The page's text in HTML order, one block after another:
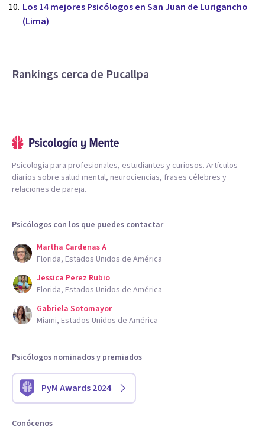
Los 14 mejores Psicólogos en San Juan de Lurigancho
(Lima)
Rankings cerca de Pucallpa
Psicología para profesionales, estudiantes y curiosos. Artículos
diarios sobre salud mental, neurociencias, frases célebres y
relaciones de pareja.
Psicólogos con los que puedes contactar
Martha Cardenas A
Florida, Estados Unidos de América
Jessica Perez Rubio
Florida, Estados Unidos de América
Gabriela Sotomayor
Miami, Estados Unidos de América
Psicólogos nominados y premiados
PyM Awards 2024
Conócenos